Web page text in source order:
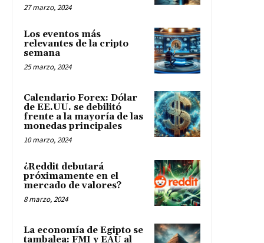
27 marzo, 2024
Los eventos más
relevantes de la cripto
semana
25 marzo, 2024
Calendario Forex: Dólar
de EE.UU. se debilitó
frente a la mayoría de las
monedas principales
10 marzo, 2024
¿Reddit debutará
próximamente en el
mercado de valores?
8 marzo, 2024
La economía de Egipto se
tambalea: FMI y EAU al